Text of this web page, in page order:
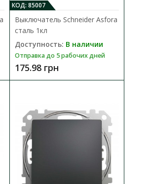
В КОРЗИНУ
КОД: 85007
Выключатель Schneider Asfora
сталь 1кл
Доступность: В наличии
Отправка до 5 рабочих дней
175.98 грн